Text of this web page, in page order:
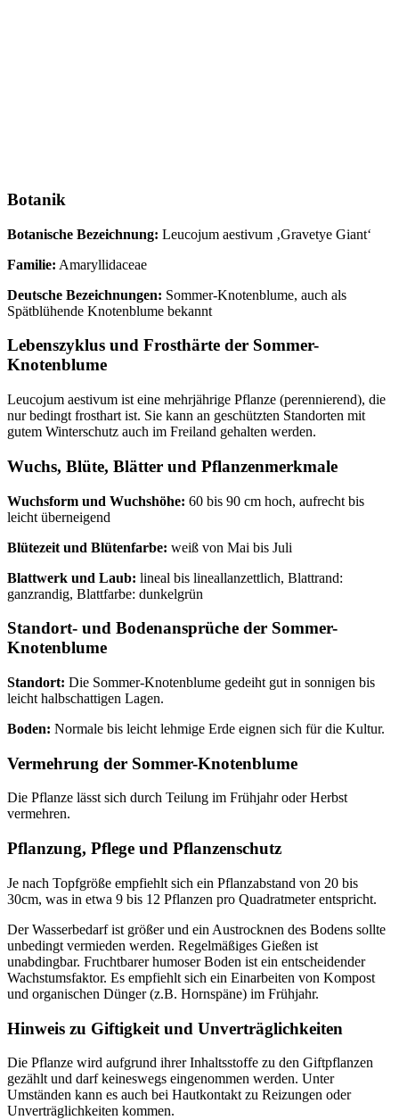
Botanik
Botanische Bezeichnung: Leucojum aestivum ‚Gravetye Giant‘
Familie: Amaryllidaceae
Deutsche Bezeichnungen: Sommer-Knotenblume, auch als
Spätblühende Knotenblume bekannt
Lebenszyklus und Frosthärte der Sommer-
Knotenblume
Leucojum aestivum ist eine mehrjährige Pflanze (perennierend), die
nur bedingt frosthart ist. Sie kann an geschützten Standorten mit
gutem Winterschutz auch im Freiland gehalten werden.
Wuchs, Blüte, Blätter und Pflanzenmerkmale
Wuchsform und Wuchshöhe: 60 bis 90 cm hoch, aufrecht bis
leicht überneigend
Blütezeit und Blütenfarbe: weiß von Mai bis Juli
Blattwerk und Laub: lineal bis lineallanzettlich, Blattrand:
ganzrandig, Blattfarbe: dunkelgrün
Standort- und Bodenansprüche der Sommer-
Knotenblume
Standort: Die Sommer-Knotenblume gedeiht gut in sonnigen bis
leicht halbschattigen Lagen.
Boden: Normale bis leicht lehmige Erde eignen sich für die Kultur.
Vermehrung der Sommer-Knotenblume
Die Pflanze lässt sich durch Teilung im Frühjahr oder Herbst
vermehren.
Pflanzung, Pflege und Pflanzenschutz
Je nach Topfgröße empfiehlt sich ein Pflanzabstand von 20 bis
30cm, was in etwa 9 bis 12 Pflanzen pro Quadratmeter entspricht.
Der Wasserbedarf ist größer und ein Austrocknen des Bodens sollte
unbedingt vermieden werden. Regelmäßiges Gießen ist
unabdingbar. Fruchtbarer humoser Boden ist ein entscheidender
Wachstumsfaktor. Es empfiehlt sich ein Einarbeiten von Kompost
und organischen Dünger (z.B. Hornspäne) im Frühjahr.
Hinweis zu Giftigkeit und Unverträglichkeiten
Die Pflanze wird aufgrund ihrer Inhaltsstoffe zu den Giftpflanzen
gezählt und darf keineswegs eingenommen werden. Unter
Umständen kann es auch bei Hautkontakt zu Reizungen oder
Unverträglichkeiten kommen.